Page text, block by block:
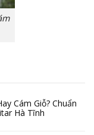
Cám Giỗ? Chuẩn
Hà Tĩnh